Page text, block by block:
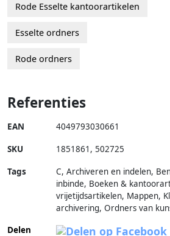
Rode Esselte kantoorartikelen
Esselte ordners
Rode ordners
Referenties
EAN 4049793030661
SKU 1851861 , 502725
Tags
C, Archiveren en indelen,
inbinde, Boeken &
vrijetijdsartikelen, Mappen,
archivering, Ordners van
Delen